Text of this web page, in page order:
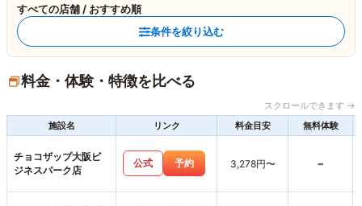
すべての店舗 / おすすめ順
条件を絞り込む
料金・体験・特徴を比べる
スクロールできます →
施設名
リンク 料金目安 無料体験
チョコザップ大阪ビ
ジネスパーク店
公式 予約 3,278円〜 -